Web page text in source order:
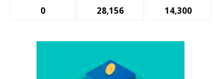
0 28,156 14,300